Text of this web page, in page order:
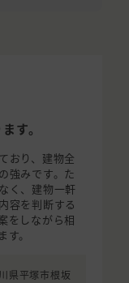
す。
おり、建物全
強みです。た
く、建物一軒
容を判断する
をしながら相
。
県平塚市根坂